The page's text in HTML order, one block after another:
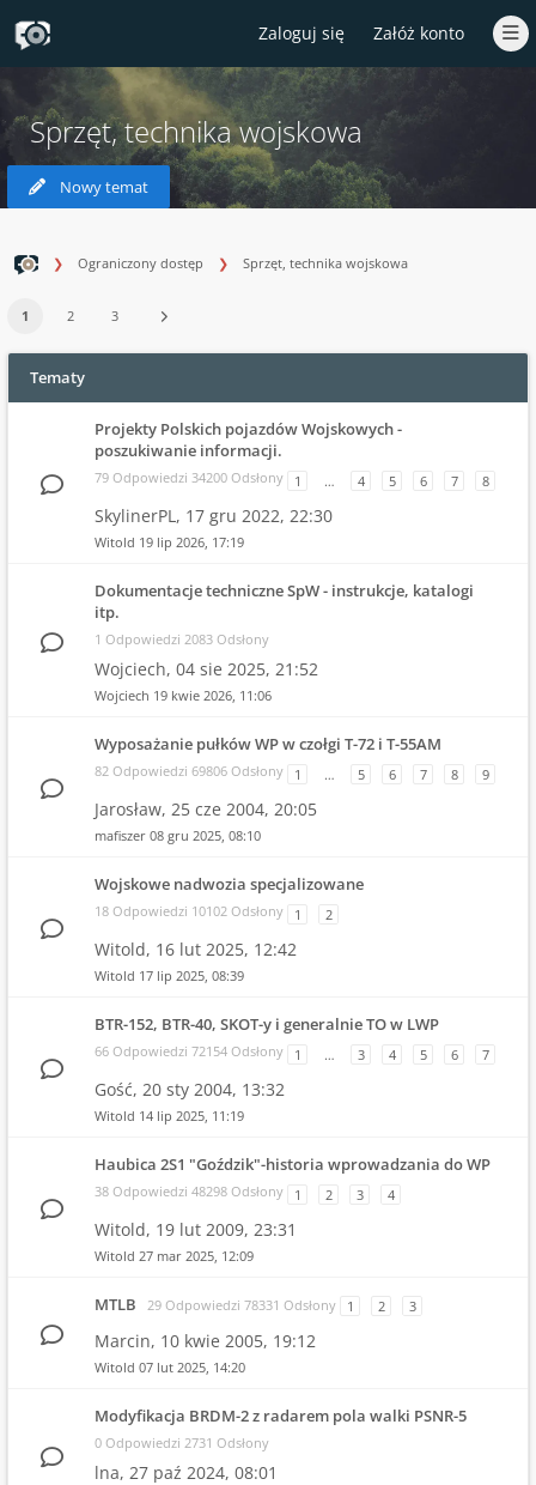
Zaloguj się Załóż konto
Sprzęt, technika wojskowa
Nowy temat
Ograniczony dostęp Sprzęt, technika wojskowa
1 2 3
Tematy
Projekty Polskich pojazdów Wojskowych -
poszukiwanie informacji.
79 Odpowiedzi 34200 Odsłony 1 … 4 5 6 7 8
SkylinerPL, 17 gru 2022, 22:30
Witold 19 lip 2026, 17:19
Dokumentacje techniczne SpW - instrukcje, katalogi
itp.
1 Odpowiedzi 2083 Odsłony
Wojciech, 04 sie 2025, 21:52
Wojciech 19 kwie 2026, 11:06
Wyposażanie pułków WP w czołgi T-72 i T-55AM
82 Odpowiedzi 69806 Odsłony 1 … 5 6 7 8 9
Jarosław, 25 cze 2004, 20:05
mafiszer 08 gru 2025, 08:10
Wojskowe nadwozia specjalizowane
18 Odpowiedzi 10102 Odsłony 1 2
Witold, 16 lut 2025, 12:42
Witold 17 lip 2025, 08:39
BTR-152, BTR-40, SKOT-y i generalnie TO w LWP
66 Odpowiedzi 72154 Odsłony 1 … 3 4 5 6 7
Gość, 20 sty 2004, 13:32
Witold 14 lip 2025, 11:19
Haubica 2S1 "Goździk"-historia wprowadzania do WP
38 Odpowiedzi 48298 Odsłony 1 2 3 4
Witold, 19 lut 2009, 23:31
Witold 27 mar 2025, 12:09
MTLB 29 Odpowiedzi 78331 Odsłony 1 2 3
Marcin, 10 kwie 2005, 19:12
Witold 07 lut 2025, 14:20
Modyfikacja BRDM-2 z radarem pola walki PSNR-5
0 Odpowiedzi 2731 Odsłony
lna, 27 paź 2024, 08:01